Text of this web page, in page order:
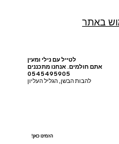
באתר
לטייל עם נילי ומעין
אתם חולמים. אנחנו מתכננים
0545495905
להבות הבשן, הגליל העליון
!הזמינו כאן